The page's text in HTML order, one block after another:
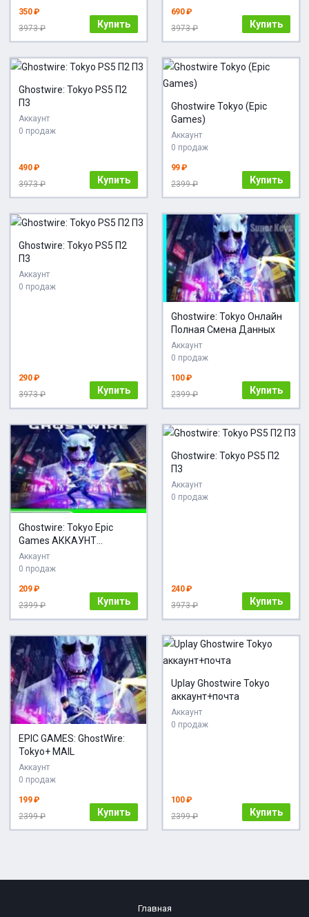
350 ₽
3973 ₽
Купить
690 ₽
3973 ₽
Купить
Ghostwire: Tokyo PS5 П2
П3
Аккаунт
0 продаж
490 ₽
3973 ₽
Купить
Ghostwire Tokyo (Epic
Games)
Аккаунт
0 продаж
99 ₽
2399 ₽
Купить
Ghostwire: Tokyo PS5 П2
П3
Аккаунт
0 продаж
290 ₽
3973 ₽
Купить
Ghostwire: Tokyo Онлайн
Полная Смена Данных
Аккаунт
0 продаж
100 ₽
2399 ₽
Купить
Ghostwire: Tokyo Epic
Games АККАУНТ
НОВЫЙ+ПОЧТА
Аккаунт
0 продаж
209 ₽
2399 ₽
Купить
Ghostwire: Tokyo PS5 П2
П3
Аккаунт
0 продаж
240 ₽
3973 ₽
Купить
EPIC GAMES: GhostWire:
Tokyo+ MAIL
Аккаунт
0 продаж
199 ₽
2399 ₽
Купить
Uplay Ghostwire Tokyo
аккаунт+почта
Аккаунт
0 продаж
100 ₽
2399 ₽
Купить
Главная